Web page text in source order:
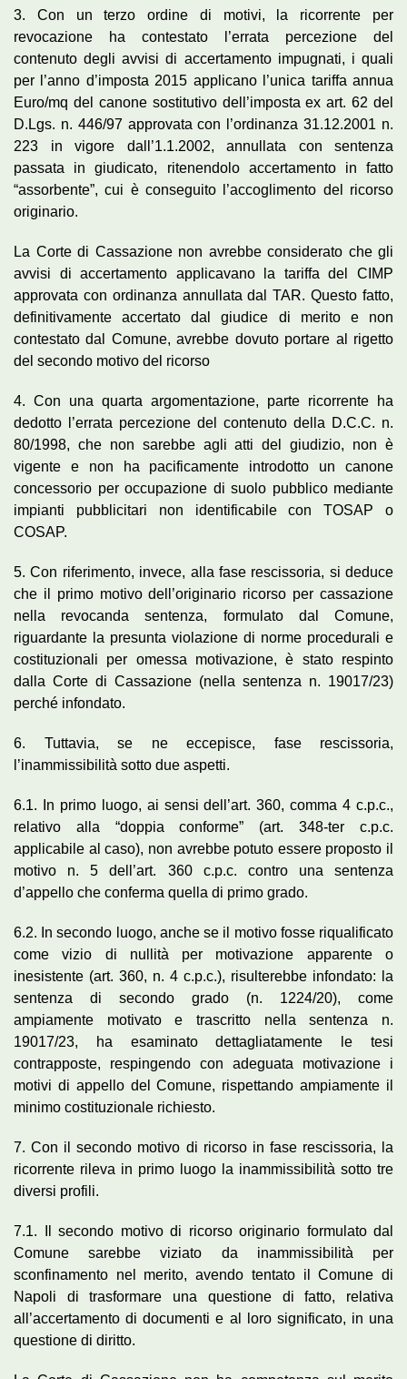
3. Con un terzo ordine di motivi, la ricorrente per
revocazione ha contestato l’errata percezione del
contenuto degli avvisi di accertamento impugnati, i quali
per l’anno d’imposta 2015 applicano l’unica tariffa annua
Euro/mq del canone sostitutivo dell’imposta ex art. 62 del
D.Lgs. n. 446/97 approvata con l’ordinanza 31.12.2001 n.
223 in vigore dall’1.1.2002, annullata con sentenza
passata in giudicato, ritenendolo accertamento in fatto
“assorbente”, cui è conseguito l’accoglimento del ricorso
originario.
La Corte di Cassazione non avrebbe considerato che gli
avvisi di accertamento applicavano la tariffa del CIMP
approvata con ordinanza annullata dal TAR. Questo fatto,
definitivamente accertato dal giudice di merito e non
contestato dal Comune, avrebbe dovuto portare al rigetto
del secondo motivo del ricorso
4. Con una quarta argomentazione, parte ricorrente ha
dedotto l’errata percezione del contenuto della D.C.C. n.
80/1998, che non sarebbe agli atti del giudizio, non è
vigente e non ha pacificamente introdotto un canone
concessorio per occupazione di suolo pubblico mediante
impianti pubblicitari non identificabile con TOSAP o
COSAP.
5. Con riferimento, invece, alla fase rescissoria, si deduce
che il primo motivo dell’originario ricorso per cassazione
nella revocanda sentenza, formulato dal Comune,
riguardante la presunta violazione di norme procedurali e
costituzionali per omessa motivazione, è stato respinto
dalla Corte di Cassazione (nella sentenza n. 19017/23)
perché infondato.
6. Tuttavia, se ne eccepisce, fase rescissoria,
l’inammissibilità sotto due aspetti.
6.1. In primo luogo, ai sensi dell’art. 360, comma 4 c.p.c.,
relativo alla “doppia conforme” (art. 348-ter c.p.c.
applicabile al caso), non avrebbe potuto essere proposto il
motivo n. 5 dell’art. 360 c.p.c. contro una sentenza
d’appello che conferma quella di primo grado.
6.2. In secondo luogo, anche se il motivo fosse riqualificato
come vizio di nullità per motivazione apparente o
inesistente (art. 360, n. 4 c.p.c.), risulterebbe infondato: la
sentenza di secondo grado (n. 1224/20), come
ampiamente motivato e trascritto nella sentenza n.
19017/23, ha esaminato dettagliatamente le tesi
contrapposte, respingendo con adeguata motivazione i
motivi di appello del Comune, rispettando ampiamente il
minimo costituzionale richiesto.
7. Con il secondo motivo di ricorso in fase rescissoria, la
ricorrente rileva in primo luogo la inammissibilità sotto tre
diversi profili.
7.1. Il secondo motivo di ricorso originario formulato dal
Comune sarebbe viziato da inammissibilità per
sconfinamento nel merito, avendo tentato il Comune di
Napoli di trasformare una questione di fatto, relativa
all’accertamento di documenti e al loro significato, in una
questione di diritto.